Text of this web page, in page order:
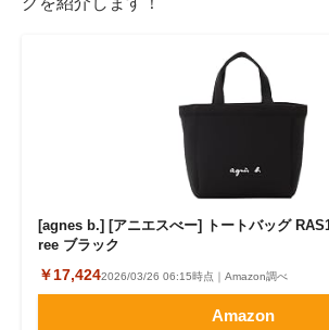
[agnes b.] [アニエスべー] トートバッグ
ree ブラック
￥17,4242026/03/26 06:15時点｜Amazon調べ
Amazon